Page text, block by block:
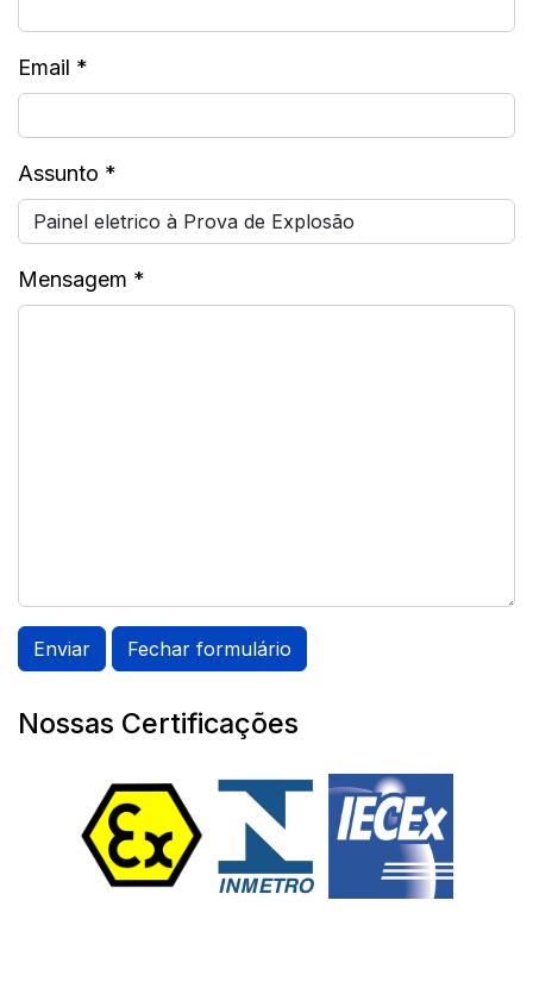
Email *
Assunto *
Mensagem *
Enviar Fechar formulário
Nossas Certificações